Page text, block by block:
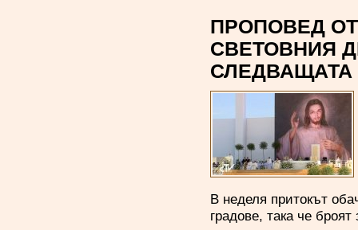
ПРОПОВЕД
СВЕТОВНИЯ
В неделя притокът
градове, така че